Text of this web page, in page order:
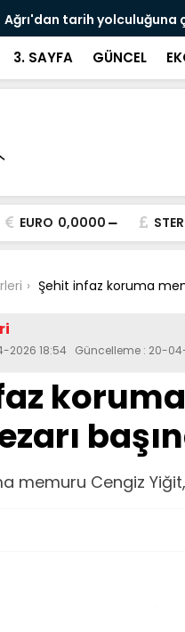
Ağrı'dan tarih yolculuğuna
3. SAYFA GÜNCEL
EURO 0,0000
Şehit infaz koruma
2026 18:54 Güncelleme : 20-04-
memuru Cengiz Yiğit,